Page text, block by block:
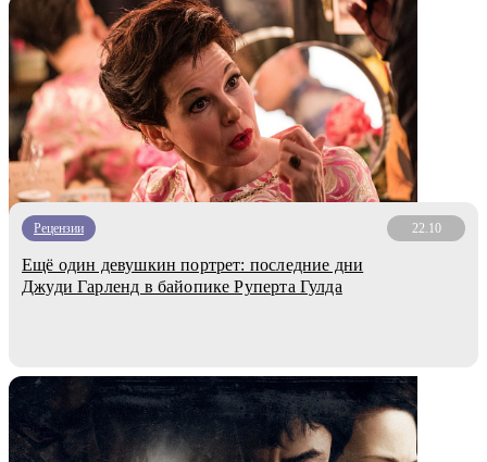
Рецензии 22.10
Ещё один девушкин портрет: последние дни
Джуди Гарленд в байопике Руперта Гулда